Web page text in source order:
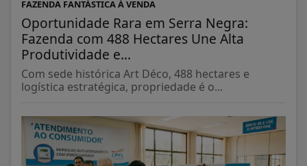
FAZENDA FANTÁSTICA À VENDA
Oportunidade Rara em Serra Negra:
Fazenda com 488 Hectares Une Alta
Produtividade e...
Com sede histórica Art Déco, 488 hectares e
logística estratégica, propriedade é o...